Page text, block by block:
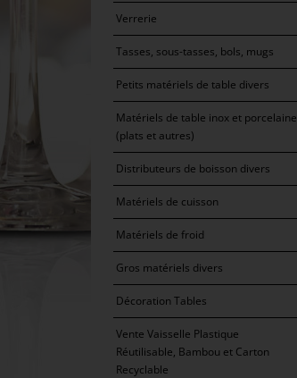
Verrerie
Tasses, sous-tasses, bols, mugs
Petits matériels de table divers
Matériels de table inox et porcelaine
(plats et autres)
Distributeurs de boisson divers
Matériels de cuisson
Matériels de froid
Gros matériels divers
Décoration Tables
Vente Vaisselle Plastique
Réutilisable, Bambou et Carton
Recyclable